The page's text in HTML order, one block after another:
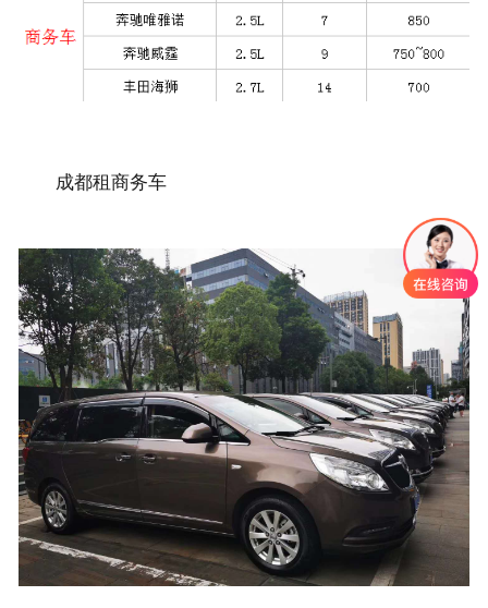
成都租商务车